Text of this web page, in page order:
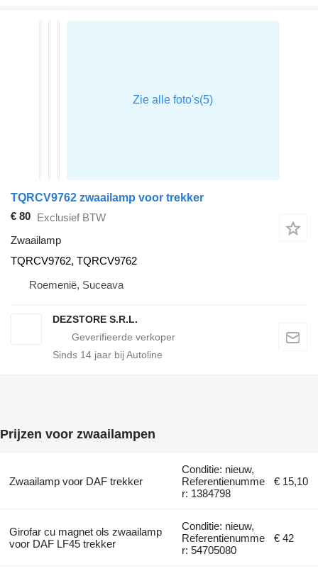
TQRCV9762 zwaailamp voor trekker
€ 80 Exclusief BTW
Zwaailamp
TQRCV9762, TQRCV9762
Roemenië, Suceava
DEZSTORE S.R.L.
Sinds 14 jaar bij Autoline
Prijzen voor zwaailampen
Zwaailamp voor DAF trekker
Conditie: nieuw,
Referentienumme
r: 1384798
€ 15,10
Girofar cu magnet ols zwaailamp
voor DAF LF45 trekker
Conditie: nieuw,
Referentienumme
r: 54705080
€ 42